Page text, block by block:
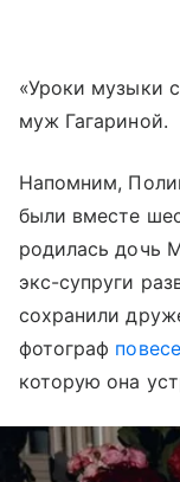
«Уроки музыки
муж Гагариной.
Напомним,
были вместе
родилась дочь
экс-супруги
сохранили
фотограф
которую она